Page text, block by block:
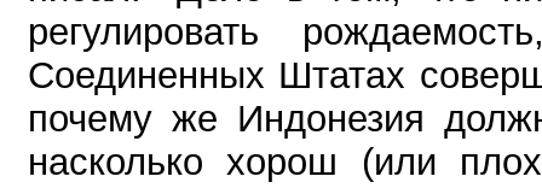
регулировать
Соединенных Штатах
почему же Индонезия
насколько хорош (или